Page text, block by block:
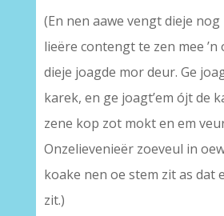
(En nen aawe vengt dieje
lieëre contengt te zen mee
dieje joagde mor deur. Ge
karek, en ge joagt’em ójt de
zene kop zot mokt en em
Onzelievenieër zoeveul in
koake nen oe stem zit as dat
zit.)